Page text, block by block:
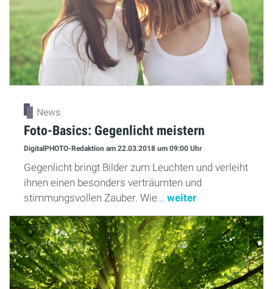
News
Foto-Basics: Gegenlicht meistern
DigitalPHOTO-Redaktion am 22.03.2018 um 09:00 Uhr
Gegenlicht bringt Bilder zum Leuchten und verleiht
ihnen einen besonders verträumten und
stimmungsvollen Zauber. Wie... weiter